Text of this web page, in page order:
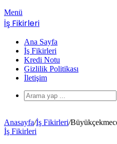
Menü
İş Fikirleri
Ana Sayfa
İş Fikirleri
Kredi Notu
Gizlilik Politikası
İletişim
Anasayfa/İş Fikirleri/
İş Fikirleri